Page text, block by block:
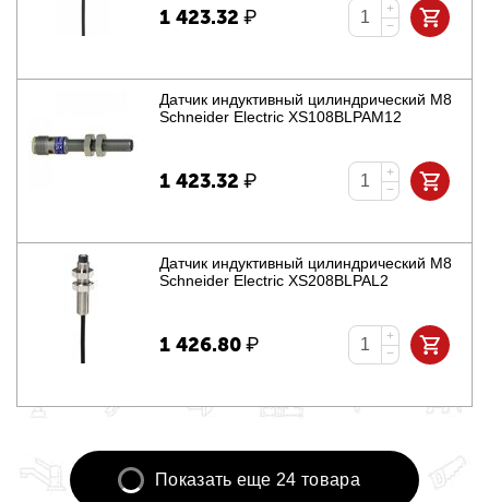
1 423.32 ₽
+
−
Датчик индуктивный цилиндрический M8
Schneider Electric XS108BLPAM12
1 423.32 ₽
+
−
Датчик индуктивный цилиндрический M8
Schneider Electric XS208BLPAL2
1 426.80₽
+
−
Показать еще 24 товара